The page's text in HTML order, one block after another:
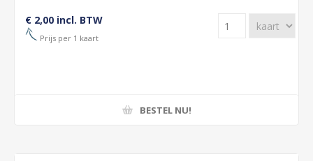
€ 2,00 incl. BTW
Prijs per 1 kaart
BESTEL NU!